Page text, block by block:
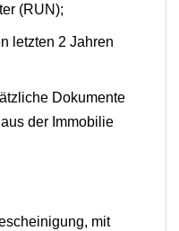
(RUN);
letzten 2 Jahren
Dokumente
der Immobilie
mit